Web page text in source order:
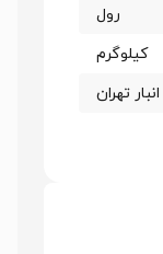
رول
کیلوگرم
انبار تهران